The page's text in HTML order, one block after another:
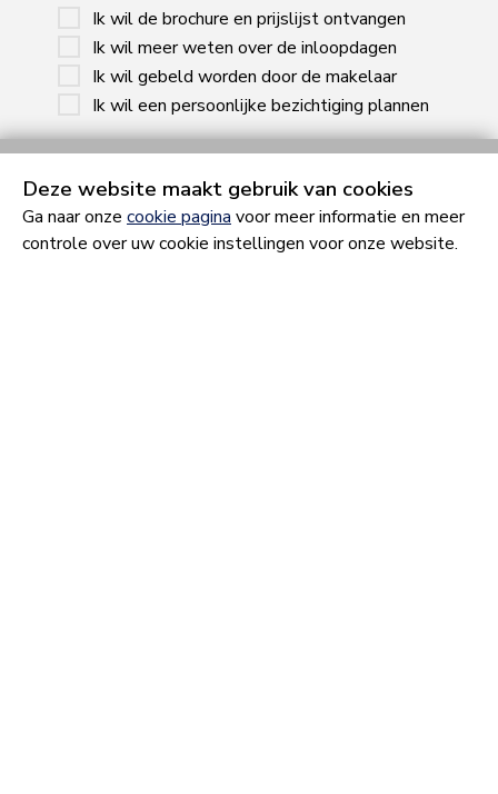
Ik wil de brochure en prijslijst ontvangen
Ik wil meer weten over de inloopdagen
Ik wil gebeld worden door de makelaar
Ik wil een persoonlijke bezichtiging plannen
Geslacht
man
vrouw
Deze website maakt gebruik van cookies
Ga naar onze cookie pagina voor meer informatie en meer
controle over uw cookie instellingen voor onze website.